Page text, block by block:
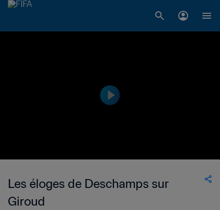
Les éloges de Deschamps sur
Giroud